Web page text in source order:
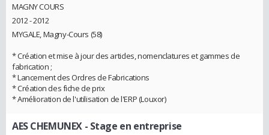
MAGNY COURS
2012 - 2012
MYGALE, Magny-Cours (58)
* Création et mise à jour des articles, nomenclatures et gammes de
fabrication ;
* Lancement des Ordres de Fabrications
* Création des fiche de prix
* Amélioration de l'utilisation de l'ERP (Louxor)
AES CHEMUNEX- Stage en entreprise